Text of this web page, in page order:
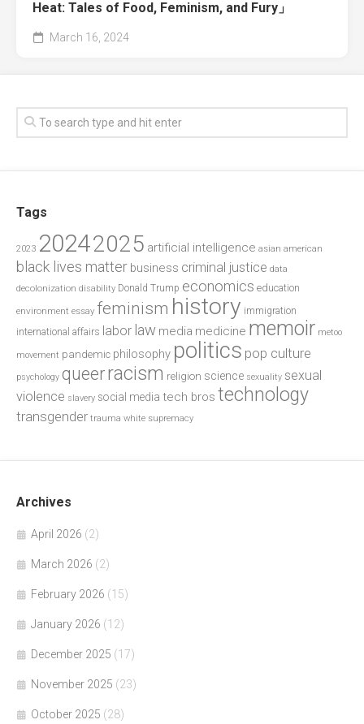
Heat: Tales of Food, Feminism, and Fury」
March 16, 2024
Tags
2023 20242025 artificial intelligence asian american
black lives matter business criminal justice data
decolonization disability Donald Trump economics education
environment essay feminism history immigration
international affairs labor law media medicine memoir metoo
movement pandemic philosophy politics pop culture
psychology queerracism religion science sexuality sexual
violence slavery social media tech bros technology
transgender trauma white supremacy
Archives
April 2026 (2)
March 2026 (2)
February 2026 (15)
January 2026 (12)
December 2025 (17)
November 2025 (23)
October 2025 (28)